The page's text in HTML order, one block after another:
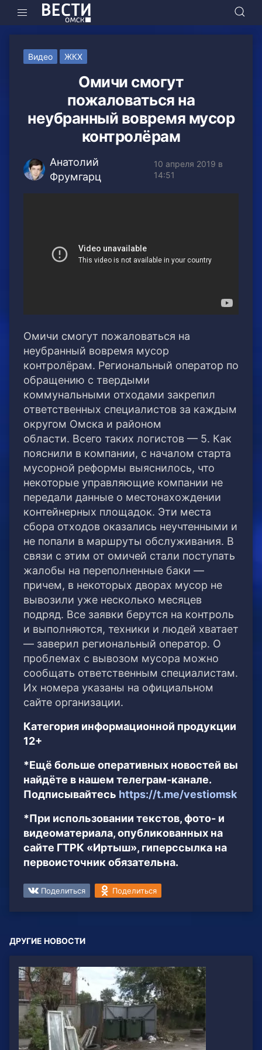
Видео ЖКХ
Омичи смогут
пожаловаться на
неубранный вовремя мусор
контролёрам
Анатолий
Фрумгарц
10 апреля 2019 в
14:51
Омичи смогут пожаловаться на
неубранный вовремя мусор
контролёрам. Региональный оператор по
обращению с твердыми
коммунальными отходами закрепил
ответственных специалистов за каждым
округом Омска и районом
области. Всего таких логистов — 5. Как
пояснили в компании, с началом старта
мусорной реформы выяснилось, что
некоторые управляющие компании не
передали данные о местонахождении
контейнерных площадок. Эти места
сбора отходов оказались неучтенными и
не попали в маршруты обслуживания. В
связи с этим от омичей стали поступать
жалобы на переполненные баки —
причем, в некоторых дворах мусор не
вывозили уже несколько месяцев
подряд. Все заявки берутся на контроль
и выполняются, техники и людей хватает
— заверил региональный оператор. О
проблемах с вывозом мусора можно
сообщать ответственным специалистам.
Их номера указаны на официальном
сайте организации.
Категория информационной продукции
12+
*Ещё больше оперативных новостей вы
найдёте в нашем телеграм-канале.
Подписывайтесь https://t.me/vestiomsk
*При использовании текстов, фото- и
видеоматериала, опубликованных на
сайте ГТРК «Иртыш», гиперссылка на
первоисточник обязательна.
Поделиться Поделиться
ДРУГИЕ НОВОСТИ